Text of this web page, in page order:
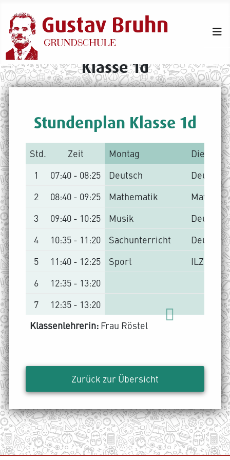
Klasse 1d
Stundenplan Klasse 1d
Std.
Zeit
1
07:40 - 08:25
2
08:40 - 09:25
3
09:40 - 10:25
4
10:35 - 11:20
5
11:40 - 12:25
6
12:35 - 13:20
7
12:35 - 13:20
Klassenlehrerin: Frau Röstel
Montag
Dienstag
Deutsch
Deutsch
Mathematik
Musik
Deutsch
Sachunterricht
Deutsch
Sport
ILZ
Zurück zur Übersicht